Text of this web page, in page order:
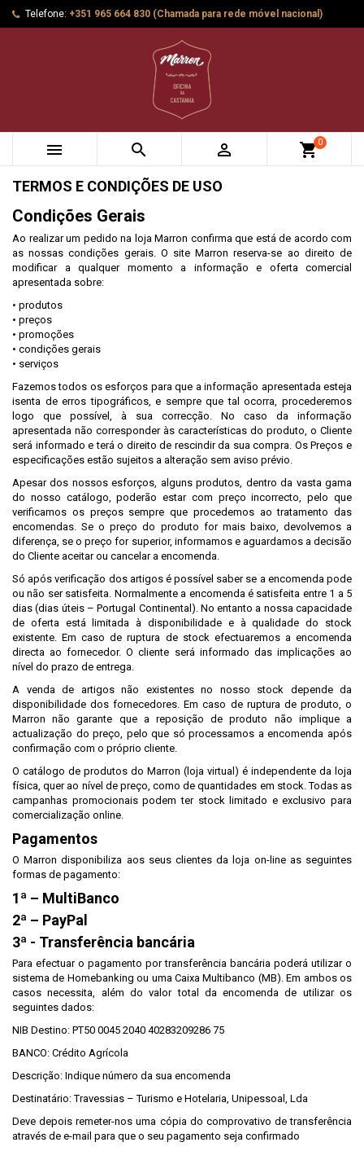
Telefone: +351 965 664 830 (Chamada para rede móvel nacional)
   shopping_cart0
TERMOS E CONDIÇÕES DE USO
Condições Gerais
Ao realizar um pedido na loja Marron confirma que está de acordo com
as nossas condições gerais. O site Marron reserva-se ao direito de
modificar a qualquer momento a informação e oferta comercial
apresentada sobre:
• produtos
• preços
• promoções
• condições gerais
• serviços
Fazemos todos os esforços para que a informação apresentada esteja
isenta de erros tipográficos, e sempre que tal ocorra, procederemos
logo que possível, à sua correcção. No caso da informação
apresentada não corresponder às características do produto, o Cliente
será informado e terá o direito de rescindir da sua compra. Os Preços e
especificações estão sujeitos a alteração sem aviso prévio.
Apesar dos nossos esforços, alguns produtos, dentro da vasta gama
do nosso catálogo, poderão estar com preço incorrecto, pelo que
verificamos os preços sempre que procedemos ao tratamento das
encomendas. Se o preço do produto for mais baixo, devolvemos a
diferença, se o preço for superior, informamos e aguardamos a decisão
do Cliente aceitar ou cancelar a encomenda.
Só após verificação dos artigos é possível saber se a encomenda pode
ou não ser satisfeita. Normalmente a encomenda é satisfeita entre 1 a 5
dias (dias úteis – Portugal Continental). No entanto a nossa capacidade
de oferta está limitada à disponibilidade e à qualidade do stock
existente. Em caso de ruptura de stock efectuaremos a encomenda
directa ao fornecedor. O cliente será informado das implicações ao
nível do prazo de entrega.
A venda de artigos não existentes no nosso stock depende da
disponibilidade dos fornecedores. Em caso de ruptura de produto, o
Marron não garante que a reposição de produto não implique a
actualização do preço, pelo que só processamos a encomenda após
confirmação com o próprio cliente.
O catálogo de produtos do Marron (loja virtual) é independente da loja
física, quer ao nível de preço, como de quantidades em stock. Todas as
campanhas promocionais podem ter stock limitado e exclusivo para
comercialização online.
Pagamentos
O Marron disponibiliza aos seus clientes da loja on-line as seguintes
formas de pagamento:
1ª – MultiBanco
2ª – PayPal
3ª - Transferência bancária
Para efectuar o pagamento por transferência bancária poderá utilizar o
sistema de Homebanking ou uma Caixa Multibanco (MB). Em ambos os
casos necessita, além do valor total da encomenda de utilizar os
seguintes dados:
NIB Destino: PT50 0045 2040 40283209286 75
BANCO: Crédito Agrícola
Descrição: Indique número da sua encomenda
Destinatário: Travessias – Turismo e Hotelaria, Unipessoal, Lda
Deve depois remeter-nos uma cópia do comprovativo de transferência
através de e-mail para que o seu pagamento seja confirmado